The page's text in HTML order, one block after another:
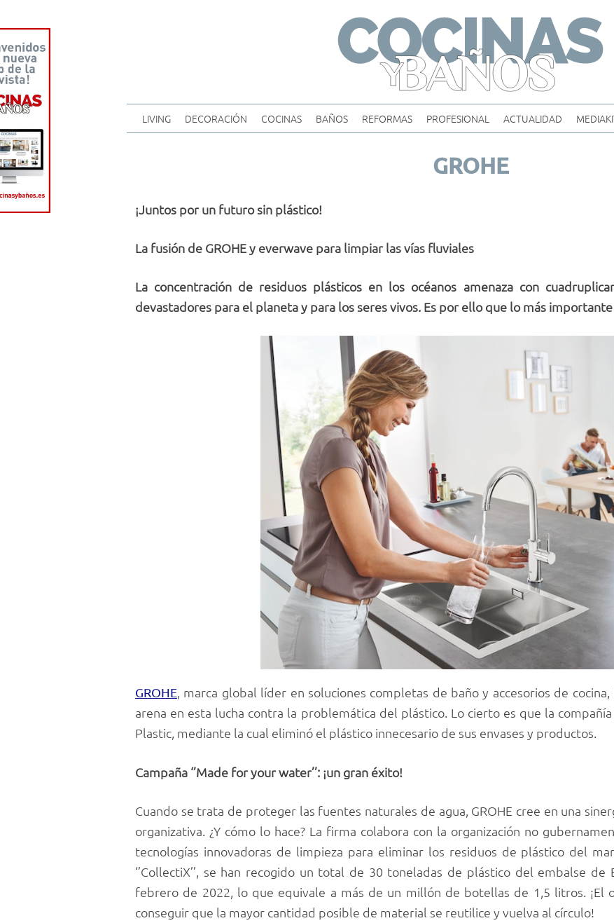
content
LIVING DECORACIÓN COCINAS BAÑOS REFORMAS PROFESIONAL ACTUALIDAD
GROHE
¡Juntos por un futuro sin plástico!
La fusión de GROHE y everwave para limpiar las vías fluviales
La concentración de residuos plásticos en los océanos amenaza con
devastadores para el planeta y para los seres vivos. Es por ello que lo más
GROHE, marca global líder en soluciones completas de baño y accesorios de
arena en esta lucha contra la problemática del plástico. Lo cierto es que la
Plastic, mediante la cual eliminó el plástico innecesario de sus envases y productos.
Campaña ‘’Made for your water’’: ¡un gran éxito!
Cuando se trata de proteger las fuentes naturales de agua, GROHE cree en una
organizativa. ¿Y cómo lo hace? La firma colabora con la organización no
tecnologías innovadoras de limpieza para eliminar los residuos de plástico del
‘’CollectiX’’, se han recogido un total de 30 toneladas de plástico del embalse de
febrero de 2022, lo que equivale a más de un millón de botellas de 1,5 litros. ¡El
conseguir que la mayor cantidad posible de material se reutilice y vuelva al círculo!